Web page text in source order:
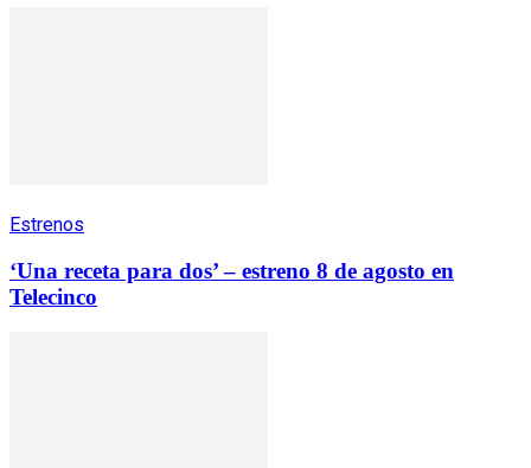
Estrenos
‘Una receta para dos’ – estreno 8 de agosto en
Telecinco